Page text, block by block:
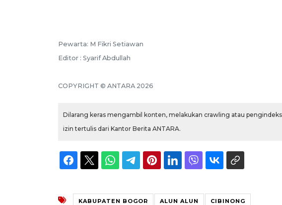
Pewarta: M Fikri Setiawan
Editor : Syarif Abdullah
COPYRIGHT © ANTARA 2026
Dilarang keras mengambil konten, melakukan crawling atau
izin tertulis dari Kantor Berita ANTARA.
KABUPATEN BOGOR ALUN ALUN CIBINONG